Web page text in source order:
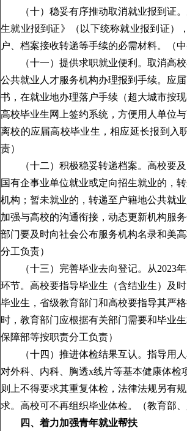
（十）稳妥有序推动取消就业报到证。
生就业报到证》（以下统称就业报到证）
户、档案接收转递等手续的必需材料。
（
（十一）提供求职就业便利。 取消高
公共就业人才服务机构办理报到手续。应
书，在就业地办理落户手续（超大城市按
高校毕业生网上签约系统，方便用人单位
离校的应届高校毕业生，相应延长报到入
责）
（十二）积极稳妥转递档案。 高校要
国有企事业单位就业或定向招生就业的，
机构；暂未就业的，转递至户籍地公共就
加强与高校的沟通衔接，动态更新机构服
部门要及时向社会公布服务机构名录和美高
分工负责）
（十三）完善毕业去向登记。
从2023
环节。高校要指导毕业生（含结业生）及
毕业生，省级教育部门和高校要指导其严
时，教育部门应根据有关部门需要和毕业
保障部等按职责分工负责）
（十四）推进体检结果互认。 指导用
对外科、内科、胸透x线片等基本健康体
则上不得要求其重复体检，法律法规另有
求。高校可不再组织毕业体检。
（教育部
四、着力加强青年就业帮扶